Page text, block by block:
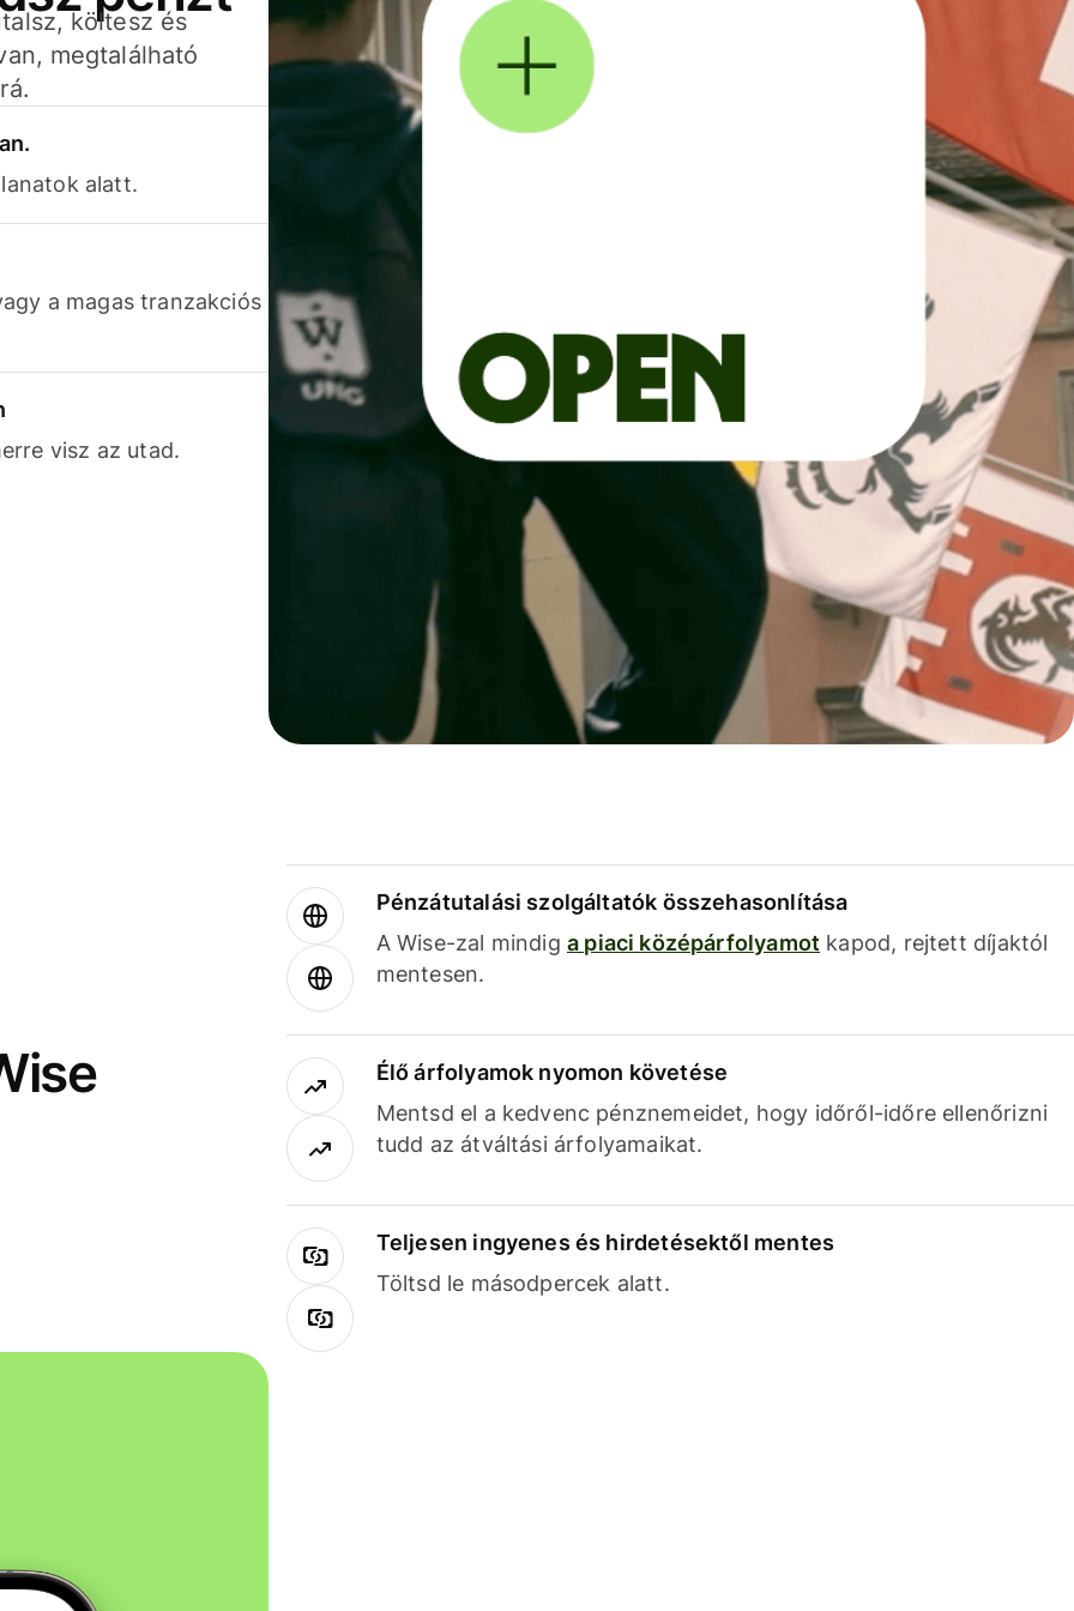
költesz és
megtalálható
alatt.
a magas tranzakciós
visz az utad.
Pénzátutalási szolgáltatók összehasonlítása
A Wise-zal mindig a piaci középárfolyamot kapod, rejtett díjaktól
mentesen.
Élő árfolyamok nyomon követése
Mentsd el a kedvenc pénznemeidet, hogy időről-időre ellenőrizni
tudd az átváltási árfolyamaikat.
Teljesen ingyenes és hirdetésektől mentes
Töltsd le másodpercek alatt.